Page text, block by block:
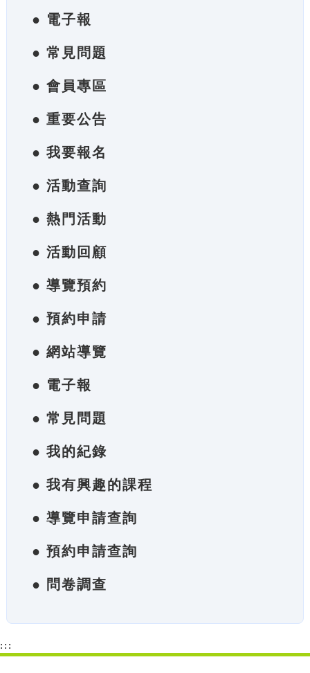
● 電子報
● 常見問題
● 會員專區
● 重要公告
● 我要報名
● 活動查詢
● 熱門活動
● 活動回顧
● 導覽預約
● 預約申請
● 網站導覽
● 電子報
● 常見問題
● 我的紀錄
● 我有興趣的課程
● 導覽申請查詢
● 預約申請查詢
● 問卷調查
:::